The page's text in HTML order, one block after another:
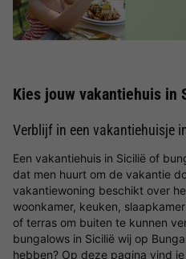
Kies jouw vakantiehuis in
Verblijf in een vakantiehuisje
Een vakantiehuis in Sicilië of
dat men huurt om de vakantie
vakantiewoning beschikt over
woonkamer, keuken,
of terras om buiten te kunnen
bungalows in Sicilië wij op
hebben? Op deze pagina vind